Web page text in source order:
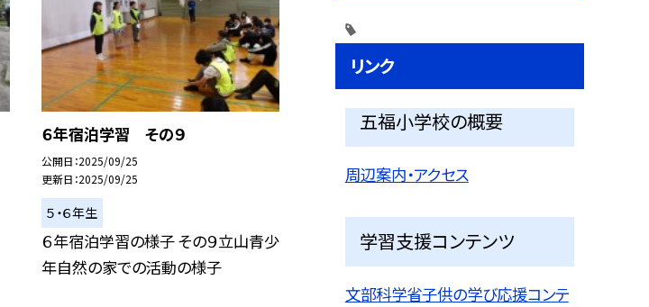
６年宿泊学習 その９
公開日 2025/09/25
更新日 2025/09/25
５・６年生
６年宿泊学習の様子 その９立山青少
年自然の家での活動の様子
リンク
五福小学校の概要
周辺案内・アクセス
学習支援コンテンツ
文部科学省子供の学び応援コンテ